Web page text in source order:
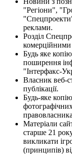
"Регіони",
реклами.
Розділ
Будь яке
поширення
"Інтерфакс-
Власник веб-
публікації.
Будь-яке
Матеріали
старше 21
викликати
(принципів)